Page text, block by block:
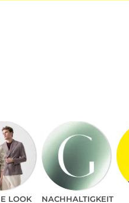
LOOK NACHHALTIGKEIT